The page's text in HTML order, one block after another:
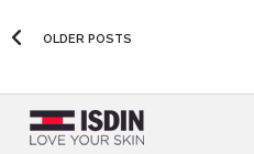
OLDER POSTS